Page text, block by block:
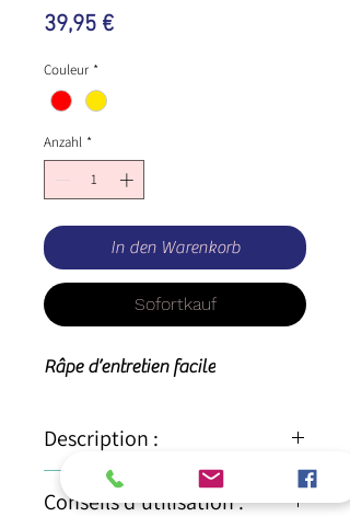
39,95 €Preis
Couleur *
Anzahl *
In den Warenkorb
Sofortkauf
Râpe d’entretien facile
Description :
• Finitions moyennes (rouge) fines
(jaune)
Conseils d'utilisation :